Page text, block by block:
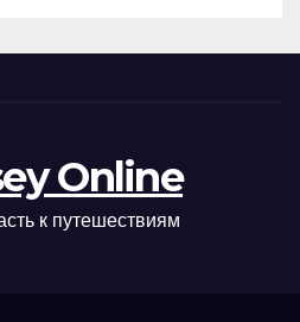
Online
к путешествиям